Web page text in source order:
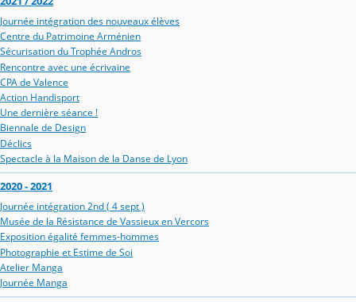
Journée intégration des nouveaux élèves
Centre du Patrimoine Arménien
Sécurisation du Trophée Andros
Rencontre avec une écrivaine
CPA de Valence
Action Handisport
Une dernière séance !
Biennale de Design
Déclics
Spectacle à la Maison de la Danse de Lyon
2020 - 2021
Journée intégration 2nd ( 4 sept )
Musée de la Résistance de Vassieux en Vercors
Exposition égalité femmes-hommes
Photographie et Estime de Soi
Atelier Manga
Journée Manga